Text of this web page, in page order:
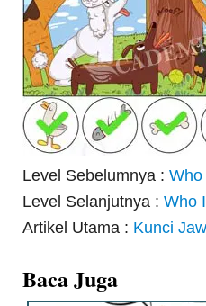
Level Sebelumnya :
Level Selanjutnya :Who
Artikel Utama : Kunci
Baca Juga